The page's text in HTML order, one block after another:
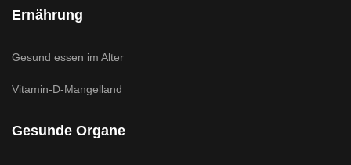
Ernährung
Gesund essen im Alter
Vitamin-D-Mangelland
Gesunde Organe